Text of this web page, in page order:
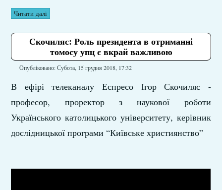
Читати далі
Скочиляс: Роль президента в отриманні
томосу упц є вкрай важливою
Опубліковано: Субота, 15 грудня 2018, 17:32
В ефірі телеканалу Еспресо Ігор Скочиляс -
професор, проректор з наукової роботи
Українського католицького університету, керівник
дослідницької програми “Київське християнство”